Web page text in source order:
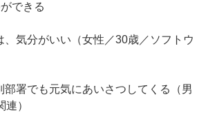
できる
、気分がいい（女性／30歳／ソフトウ
部署でも元気にあいさつしてくる（男
）